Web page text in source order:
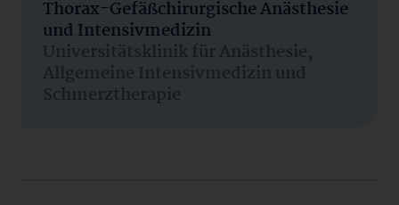
Thorax-Gefäßchirurgische Anästhesie
und Intensivmedizin
Universitätsklinik für Anästhesie,
Allgemeine Intensivmedizin und
Schmerztherapie